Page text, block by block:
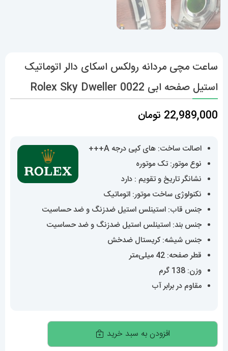
ساعت مچی مردانه رولکس اسکای دالر اتوماتیک
استیل صفحه ابی 0022 Rolex Sky Dweller
22,989,000 تومان
اصالت ساخت: های کپی درجه A+++
نوع موتور: تک موتوره
نشانگر تاریخ و تقویم : دارد
نکنولوژی ساخت موتور: اتوماتیک
جنس قاب: استینلس استیل ضدزنگ و ضد حساسیت
جنس بند: استینلس استیل ضدزنگ و ضد حساسیت
جنس شیشه: کریستال ضدخش
قطر صفحه: 42 میلی‌متر
وزن: 138 گرم
مقاوم در برابر آب
ساعت
مچی
افزودن به سبد خرید